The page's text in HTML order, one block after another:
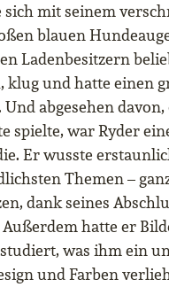
sich mit seinem
blauen
Ladenbesitzern
klug und hatte einen
abgesehen davon,
spielte, war Ryder
Er wusste
Themen –
dank seines
hatte er
was ihm ein
und Farben